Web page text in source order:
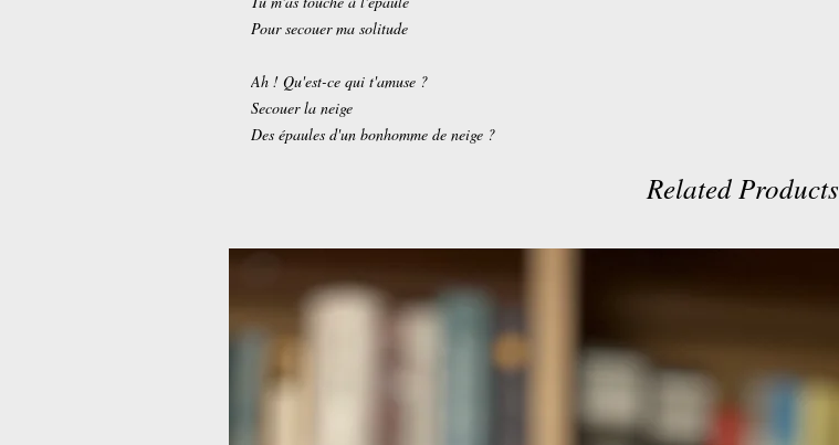
Pour secouer ma solitude
Ah ! Qu'est-ce qui t'amuse ?
Secouer la neige
Des épaules d'un bonhomme de neige ?
Related Products